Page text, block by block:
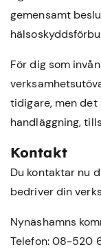
gemensamt
För dig som
tidigare, men det
handläggning,
Kontakt
Du kontaktar nu
bedriver din
Nynäshamns
Telefon: 08-520